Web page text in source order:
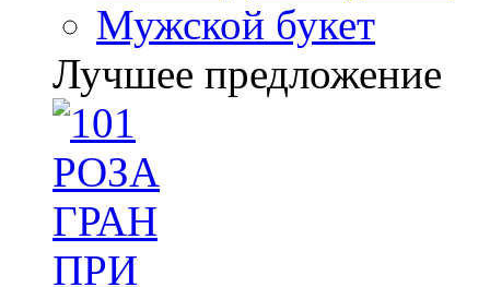
Мужской букет
Лучшее предложение